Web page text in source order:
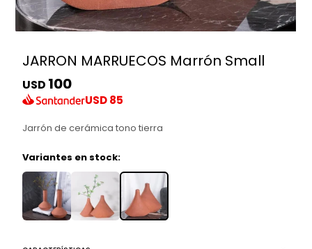
JARRON MARRUECOS Marrón Small
USD 100
USD85
Jarrón de cerámica tono tierra
Variantes en stock: